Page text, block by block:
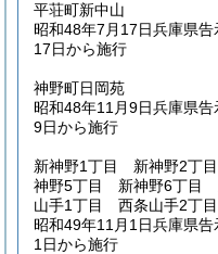
平荘町新中山
昭和48年7月17日兵庫県
17日から施行
神野町日岡苑
昭和48年11月9日兵庫県
9日から施行
新神野1丁目 新神野2丁
神野5丁目 新神野6丁目
山手1丁目 西条山手2丁目
昭和49年11月1日兵庫県
1日から施行